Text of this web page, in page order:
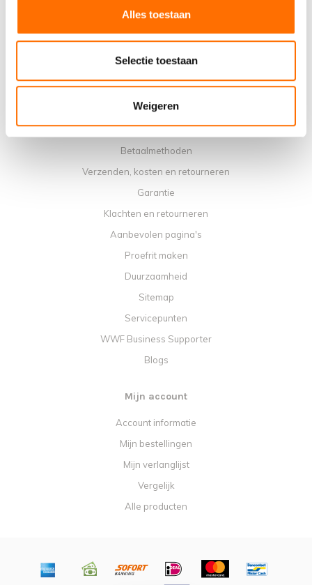
Alles toestaan
Selectie toestaan
Weigeren
Agenda werkplaats
Handleidingen
Instructievideo's
Algemene voorwaarden
Privacybeleid
Betaalmethoden
Verzenden, kosten en retourneren
Garantie
Klachten en retourneren
Aanbevolen pagina's
Proefrit maken
Duurzaamheid
Sitemap
Servicepunten
WWF Business Supporter
Blogs
Mijn account
Account informatie
Mijn bestellingen
Mijn verlanglijst
Vergelijk
Alle producten